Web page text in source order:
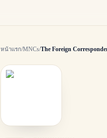
หน้าแรก/MNCs/The Foreign